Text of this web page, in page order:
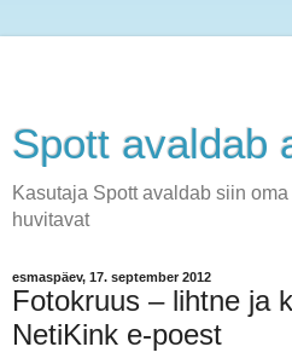
Spott avaldab
Kasutaja Spott avaldab siin
huvitavat
esmaspäev, 17. september 2012
Fotokruus – lihtne ja
NetiKink e-poest